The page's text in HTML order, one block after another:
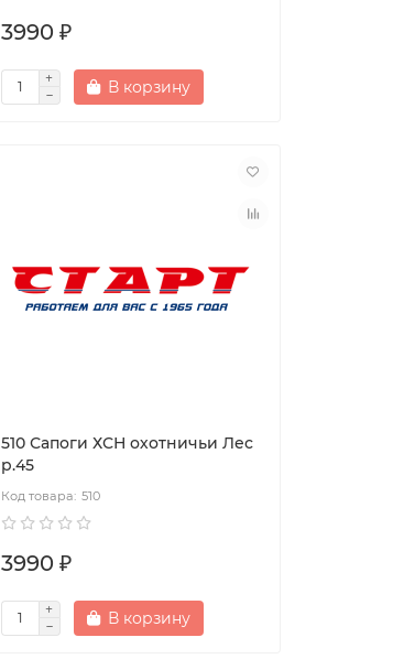
3990 ₽
В корзину
510 Сапоги ХСН охотничьи Лес
р.45
510
3990 ₽
В корзину